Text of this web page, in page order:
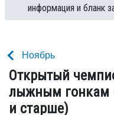
информация и бланк
Ноябрь
Открытый
лыжным гонкам
и старше)